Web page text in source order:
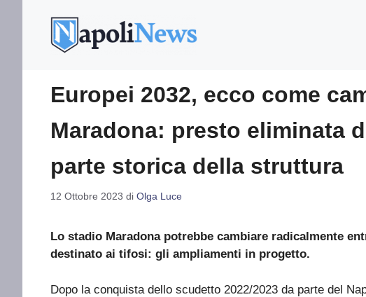
Europei 2032, ecco come
Maradona: presto eliminata
parte storica della struttura
12 Ottobre 2023 di Olga Luce
Lo stadio Maradona potrebbe cambiare radicalmente
destinato ai tifosi: gli ampliamenti in progetto.
Dopo la conquista dello scudetto 2022/2023 da parte del